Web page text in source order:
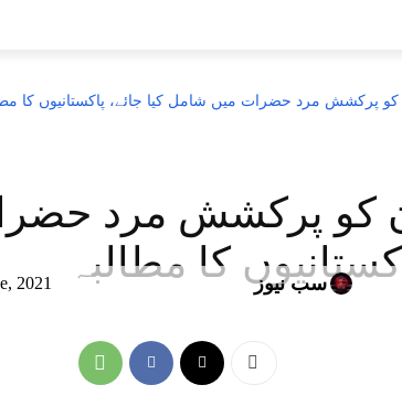
پرکشش مرد حضرات میں شامل کیا جائے، پاکستانیوں کا
کو پرکشش مرد
کا مطالبہ
2021 سب نیوز